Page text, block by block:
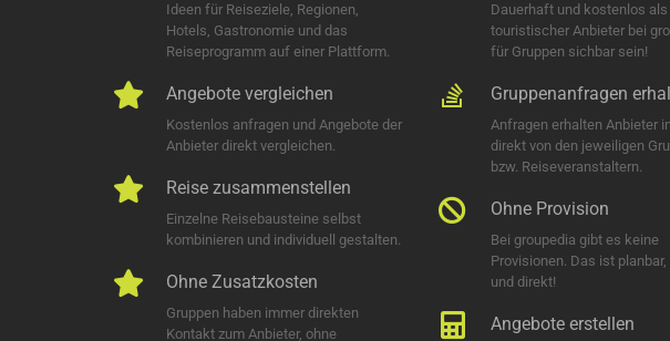
Ideen für Reiseziele, Regionen,
Hotels, Gastronomie und das
Reiseprogramm auf einer Plattform.
Angebote vergleichen
Kostenlos anfragen und Angebote der
Anbieter direkt vergleichen.
Reise zusammenstellen
Einzelne Reisebausteine selbst
kombinieren und individuell gestalten.
Ohne Zusatzkosten
Gruppen haben immer direkten
Kontakt zum Anbieter, ohne
Dauerhaft und kostenlos als
touristischer Anbieter bei
für Gruppen sichbar sein!
Gruppenanfragen
Anfragen erhalten Anbieter
direkt von den jeweiligen
bzw. Reiseveranstaltern.
Ohne Provision
Bei groupedia gibt es keine
Provisionen. Das ist
und direkt!
Angebote erstellen